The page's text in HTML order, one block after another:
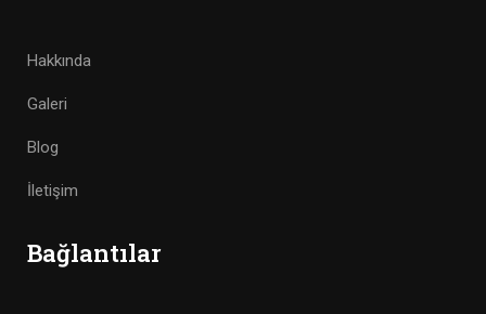
Hakkında
Galeri
Blog
İletişim
Bağlantılar